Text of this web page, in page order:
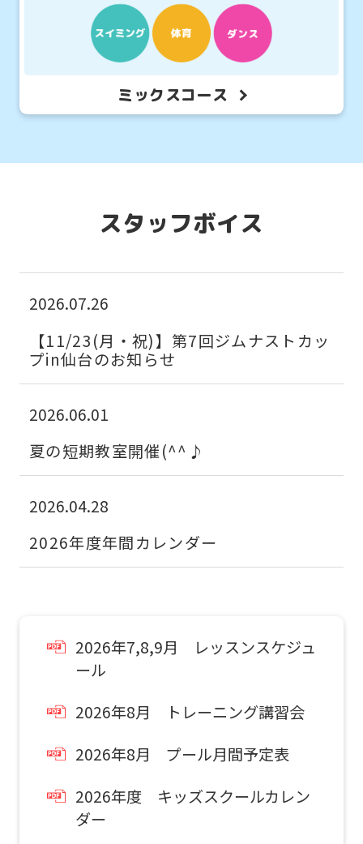
ミックスコース
スタッフボイス
2026.07.26
【11/23(月・祝)】第7回ジムナストカッ
プin仙台のお知らせ
2026.06.01
夏の短期教室開催(^^♪
2026.04.28
2026年度年間カレンダー
2026年7,8,9月 レッスンスケジュ
ール
2026年8月 トレーニング講習会
2026年8月 プール月間予定表
2026年度 キッズスクールカレン
ダー
For
foreigners
website
into
Click
below
translation)
to
the
However,
if
use